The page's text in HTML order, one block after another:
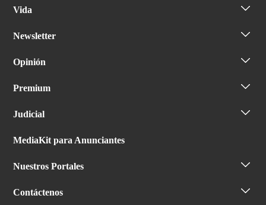
Vida
Newsletter
Opinión
Premium
Judicial
MediaKit para Anunciantes
Nuestros Portales
Contáctenos